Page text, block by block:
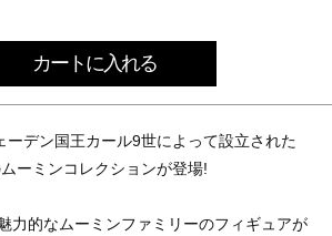
ーデン国王カール9世によって設立された
ーミンコレクションが登場!
力的なムーミンファミリーのフィギュアが